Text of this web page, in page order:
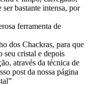
bastante intensa, por
ferramenta de
dos Chackras, para que
seu cristal e depois
através da técnica de
post da nossa página